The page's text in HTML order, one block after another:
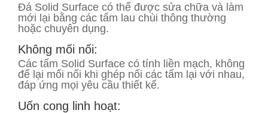
Đá Solid Surface có thể được sửa chữa và làm
mới lại bằng các tấm lau chùi thông thường
hoặc chuyên dụng.
Không mối nối:
Các tấm Solid Surface có tính liền mạch, không
để lại mối nối khi ghép nối các tấm lại với nhau,
đáp ứng mọi yêu cầu thiết kế.
Uốn cong linh hoạt: